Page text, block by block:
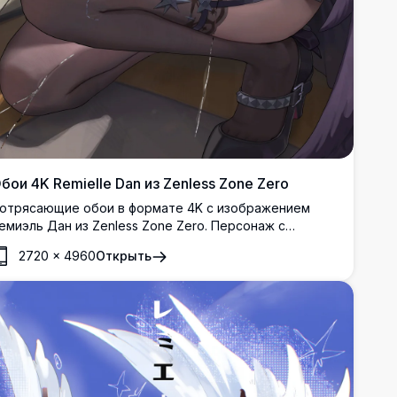
4K Remielle Dan из Zenless Zone Zero
обои в формате 4K с изображением
Дан из Zenless Zone Zero. Персонаж с
волосами уверенно позирует со
сферой, окружённый осколками стекла в
проработанном аниме-арт стиле высокого
2720 × 4960Открыть